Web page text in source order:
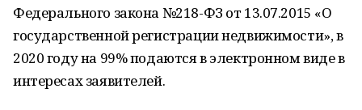
Федерального закона №218-ФЗ от 13.07.2015 «О
государственной регистрации недвижимости», в
2020 году на 99% подаются в электронном виде в
интересах заявителей.